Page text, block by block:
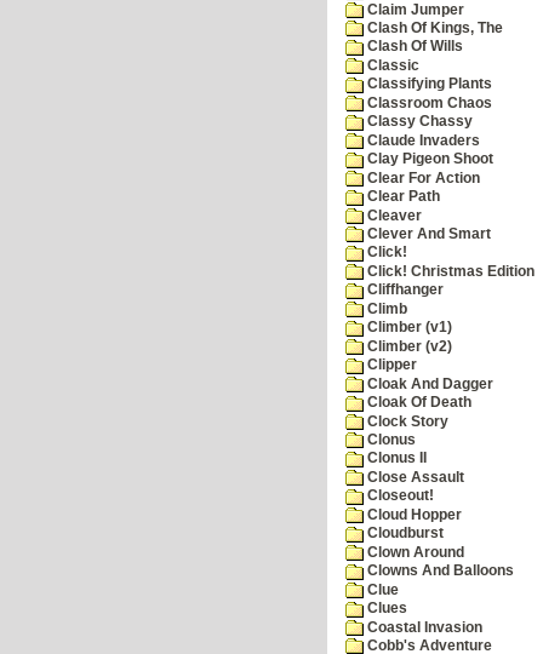
Claim Jumper
Clash Of Kings, The
Clash Of Wills
Classic
Classifying Plants
Classroom Chaos
Classy Chassy
Claude Invaders
Clay Pigeon Shoot
Clear For Action
Clear Path
Cleaver
Clever And Smart
Click!
Click! Christmas Edition
Cliffhanger
Climb
Climber (v1)
Climber (v2)
Clipper
Cloak And Dagger
Cloak Of Death
Clock Story
Clonus
Clonus II
Close Assault
Closeout!
Cloud Hopper
Cloudburst
Clown Around
Clowns And Balloons
Clue
Clues
Coastal Invasion
Cobb's Adventure